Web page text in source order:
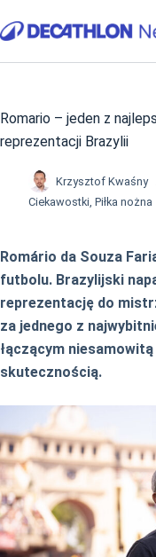
do
Romario – jeden z
reprezentacji Brazylii
Krzysztof Kwaśny
Ciekawostki, Piłka nożna
Romário da Souza
futbolu. Brazylijski
reprezentację do
za jednego z
łączącym
skutecznością.